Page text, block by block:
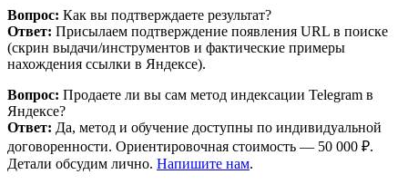
Вопрос: Как вы подтверждаете результат?
Ответ: Присылаем подтверждение появления URL в поиске
(скрин выдачи/инструментов и фактические примеры
нахождения ссылки в Яндексе).
Вопрос: Продаете ли вы сам метод индексации Telegram в
Яндексе?
Ответ: Да, метод и обучение доступны по индивидуальной
договоренности. Ориентировочная стоимость — 50 000 ₽.
Детали обсудим лично. Напишите нам.